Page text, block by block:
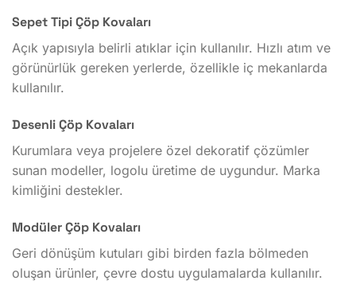
Sepet Tipi Çöp Kovaları
Açık yapısıyla belirli atıklar için kullanılır. Hızlı atım ve
görünürlük gereken yerlerde, özellikle iç mekanlarda
kullanılır.
Desenli Çöp Kovaları
Kurumlara veya projelere özel dekoratif çözümler
sunan modeller, logolu üretime de uygundur. Marka
kimliğini destekler.
Modüler Çöp Kovaları
Geri dönüşüm kutuları gibi birden fazla bölmeden
oluşan ürünler, çevre dostu uygulamalarda kullanılır.